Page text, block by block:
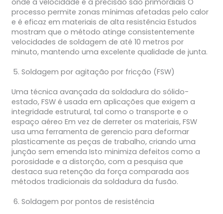
onde a velocidade e a precisão são primordiais O
processo permite zonas mínimas afetadas pelo calor
e é eficaz em materiais de alta resistência Estudos
mostram que o método atinge consistentemente
velocidades de soldagem de até 10 metros por
minuto, mantendo uma excelente qualidade de junta.
Soldagem por agitação por fricção (FSW)
Uma técnica avançada da soldadura do sólido-
estado, FSW é usada em aplicações que exigem a
integridade estrutural, tal como o transporte e o
espaço aéreo Em vez de derreter os materiais, FSW
usa uma ferramenta de gerencio para deformar
plasticamente as peças de trabalho, criando uma
junção sem emenda Isto minimiza defeitos como a
porosidade e a distorção, com a pesquisa que
destaca sua retenção da força comparada aos
métodos tradicionais da soldadura da fusão.
Soldagem por pontos de resistência